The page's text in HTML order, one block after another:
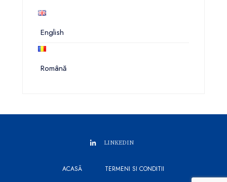
English
Română
LINKEDIN
ACASĂ TERMENI SI CONDITII